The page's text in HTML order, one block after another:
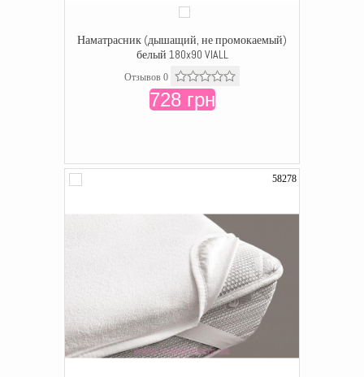
Наматрасник (дышащий, не промокаемый)
белый 180x90 VIALL
Отзывов 0
728 грн
58278